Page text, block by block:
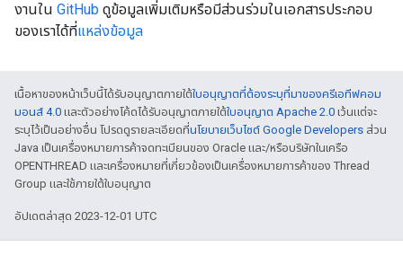
งานใน GitHub ดูข้อมูลเพิ่มเติมหรือมีส่วนร่วมในเอกสารประกอบ
ของเราได้ที่แหล่งข้อมูล
เนื้อหาของหน้าเว็บนี้ได้รับอนุญาตภายใต้ใบอนุญาตที่ต้องระบุที่มาของครีเอทีฟคอม
มอนส์ 4.0 และตัวอย่างโค้ดได้รับอนุญาตภายใต้ใบอนุญาต Apache 2.0 เว้นแต่จะ
ระบุไว้เป็นอย่างอื่น โปรดดูรายละเอียดที่นโยบายเว็บไซต์ Google Developers ส่วน
Java เป็นเครื่องหมายการค้าจดทะเบียนของ Oracle และ/หรือบริษัทในเครือ
OPENTHREAD และเครื่องหมายที่เกี่ยวข้องเป็นเครื่องหมายการค้าของ Thread
Group และใช้ภายใต้ใบอนุญาต
อัปเดตล่าสุด 2023-12-01 UTC